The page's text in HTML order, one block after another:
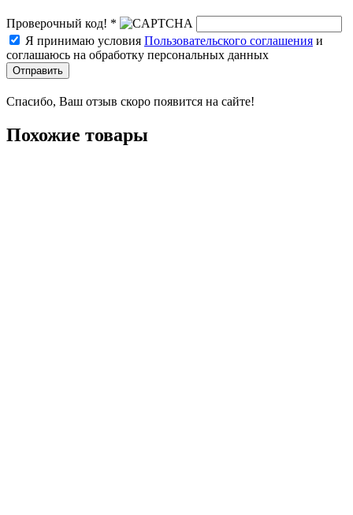
Проверочный код! *
Я принимаю условия Пользовательского соглашения и
соглашаюсь на обработку персональных данных
Отправить
Спасибо, Ваш отзыв скоро появится на сайте!
Похожие товары